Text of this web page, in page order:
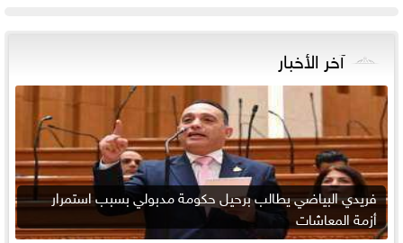
آخر الأخبار
فريدي البياضي يطالب برحيل حكومة مدبولي بسبب استمرار
أزمة المعاشات